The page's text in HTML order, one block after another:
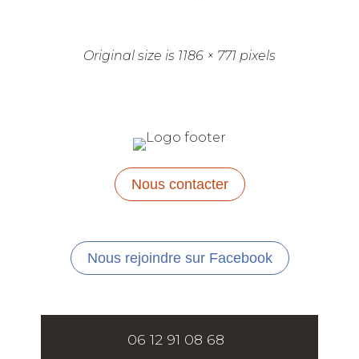
Original size is 1186 × 771 pixels
Nous contacter
Nous rejoindre sur Facebook
06 12 91 08 68